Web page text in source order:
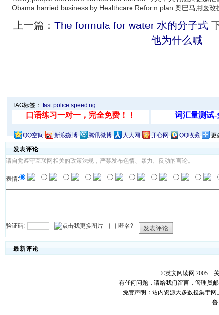
Obama harried business by Healthcare Reform plan.奥巴马用医改
上一篇： The formula for water 水的分子式
他为什么喊
TAG标签： fast police speeding
QQ空间 新浪微博 腾讯微博 人人网 开心网 QQ收藏 更
发表评论
请自觉遵守互联网相关的政策法规，严禁发布色情、暴力、反动的言论。
表情:
验证码: 匿名? 发表评论
最新评论